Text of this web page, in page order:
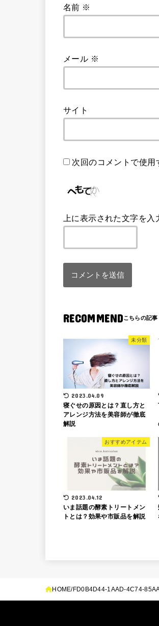
名前 ※
メール ※
サイト
次回のコメントで使用
上に表示された文字を入
RECOMMEND
未分類
2023.04.09
寝ぐせの原因とは？直し方と
アレンジ方法を美容師が徹底
解説
おすすめアイテム
2023.04.12
いま話題の酵素トリートメン
トとは？効果や市販品を解説
HOME FD0B4D44-1AAD-4C74-